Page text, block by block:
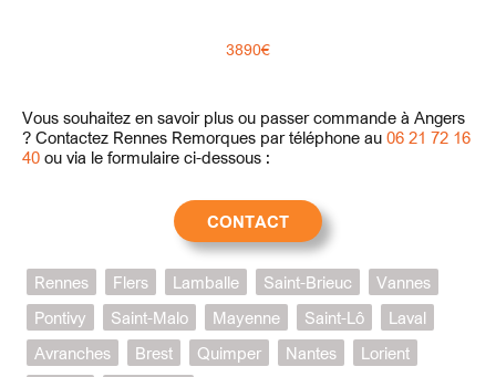
3890€
Vous souhaitez en savoir plus ou passer commande à Angers
? Contactez Rennes Remorques par téléphone au 06 21 72 16
40 ou via le formulaire ci-dessous :
CONTACT
Rennes Flers Lamballe Saint-Brieuc
Vannes
Pontivy
Saint-Malo Mayenne Saint-Lô
Laval
Avranches
Brest Quimper Nantes
Lorient